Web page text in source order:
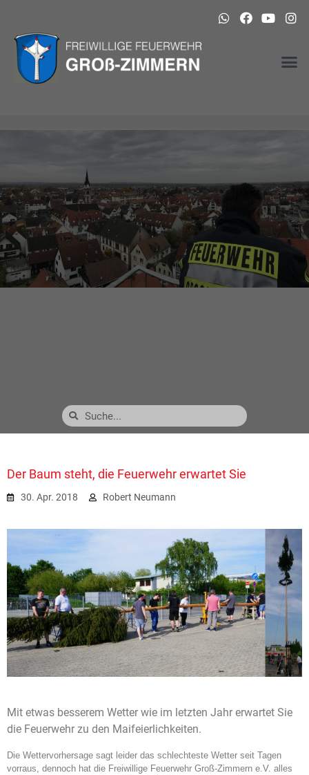
Der Baum steht, die Feuerwehr erwartet Sie
30. Apr. 2018 Robert Neumann
Mit etwas besserem Wetter wie im letzten Jahr erwartet Sie
die Feuerwehr zu den Maifeierlichkeiten.
Die Wettervorhersage sagt leider das schlechteste Wetter seit Tagen
vorraus, dennoch hat die Freiwillige Feuerwehr Groß-Zimmern e.V. alles